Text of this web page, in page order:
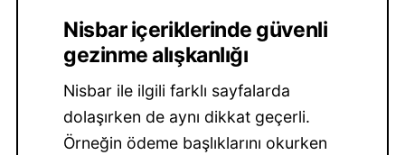
Nisbar içeriklerinde güvenli
gezinme alışkanlığı
Nisbar ile ilgili farklı sayfalarda
dolaşırken de aynı dikkat geçerli.
Örneğin ödeme başlıklarını okurken